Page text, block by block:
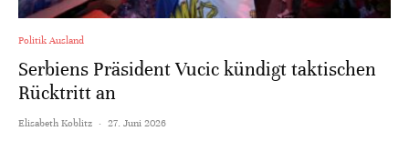
Politik Ausland
Serbiens Präsident Vucic kündigt taktischen
Rücktritt an
Elisabeth Koblitz · 27. Juni 2026